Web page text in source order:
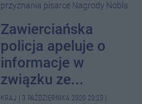
przyznania pisarce Nagrody Nobla.
Zawierciańska
policja apeluje o
informacje w
związku ze...
KRAJ 3 PAŹDZIERNIKA 2020 20:23